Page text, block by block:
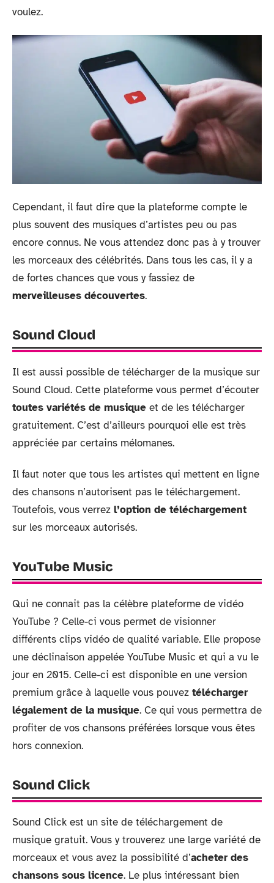
voulez.
Cependant, il faut dire que la plateforme compte le
plus souvent des musiques d’artistes peu ou pas
encore connus. Ne vous attendez donc pas à y trouver
les morceaux des célébrités. Dans tous les cas, il y a
de fortes chances que vous y fassiez de
merveilleuses découvertes.
Sound Cloud
Il est aussi possible de télécharger de la musique sur
Sound Cloud. Cette plateforme vous permet d’écouter
toutes variétés de musique et de les télécharger
gratuitement. C’est d’ailleurs pourquoi elle est très
appréciée par certains mélomanes.
Il faut noter que tous les artistes qui mettent en ligne
des chansons n’autorisent pas le téléchargement.
Toutefois, vous verrez l’option de téléchargement
sur les morceaux autorisés.
YouTube Music
Qui ne connait pas la célèbre plateforme de vidéo
YouTube ? Celle-ci vous permet de visionner
différents clips vidéo de qualité variable. Elle propose
une déclinaison appelée YouTube Music et qui a vu le
jour en 2015. Celle-ci est disponible en une version
premium grâce à laquelle vous pouvez télécharger
légalement de la musique. Ce qui vous permettra de
profiter de vos chansons préférées lorsque vous êtes
hors connexion.
Sound Click
Sound Click est un site de téléchargement de
musique gratuit. Vous y trouverez une large variété de
morceaux et vous avez la possibilité d’acheter des
chansons sous licence. Le plus intéressant bien